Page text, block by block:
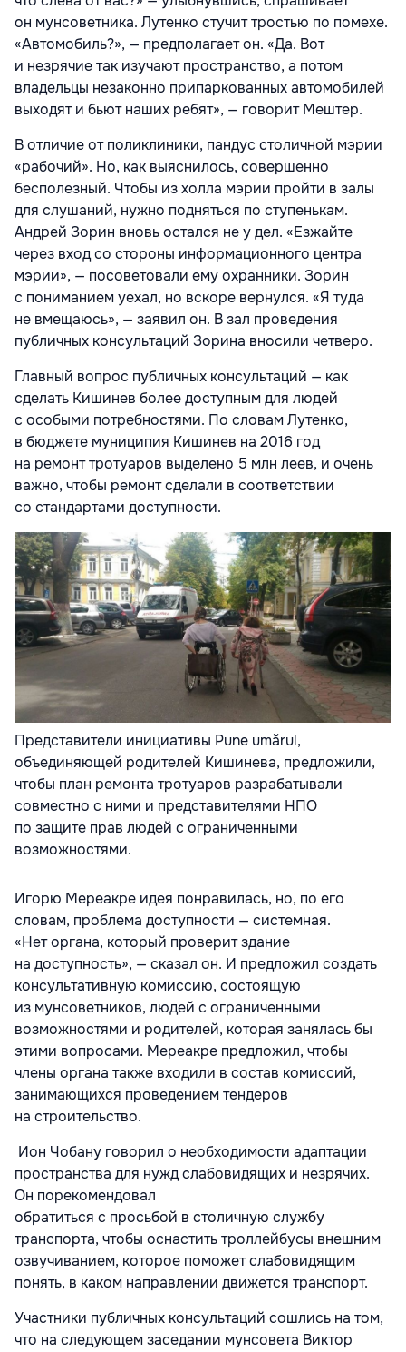
он мунсоветника. Лутенко стучит тростью по помехе.
«Автомобиль?», — предполагает он. «Да. Вот
и незрячие так изучают пространство, а потом
владельцы незаконно припаркованных автомобилей
выходят и бьют наших ребят», — говорит Мештер.
В отличие от поликлиники, пандус столичной мэрии
«рабочий». Но, как выяснилось, совершенно
бесполезный. Чтобы из холла мэрии пройти в залы
для слушаний, нужно подняться по ступенькам.
Андрей Зорин вновь остался не у дел. «Езжайте
через вход со стороны информационного центра
мэрии», — посоветовали ему охранники. Зорин
с пониманием уехал, но вскоре вернулся. «Я туда
не вмещаюсь», — заявил он. В зал проведения
публичных консультаций Зорина вносили четверо.
Главный вопрос публичных консультаций — как
сделать Кишинев более доступным для людей
с особыми потребностями. По словам Лутенко,
в бюджете муниципия Кишинев на 2016 год
на ремонт тротуаров выделено 5 млн леев, и очень
важно, чтобы ремонт сделали в соответствии
со стандартами доступности.
Представители инициативы Pune umărul,
объединяющей родителей Кишинева, предложили,
чтобы план ремонта тротуаров разрабатывали
совместно с ними и представителями НПО
по защите прав людей с ограниченными
возможностями.
Игорю Мереакре идея понравилась, но, по его
словам, проблема доступности — системная.
«Нет органа, который проверит здание
на доступность», — сказал он. И предложил создать
консультативную комиссию, состоящую
из мунсоветников, людей с ограниченными
возможностями и родителей, которая занялась бы
этими вопросами. Мереакре предложил, чтобы
члены органа также входили в состав комиссий,
занимающихся проведением тендеров
на строительство.
Ион Чобану говорил о необходимости адаптации
пространства для нужд слабовидящих и незрячих.
Он порекомендовал
обратиться с просьбой в столичную службу
транспорта, чтобы оснастить троллейбусы внешним
озвучиванием, которое поможет слабовидящим
понять, в каком направлении движется транспорт.
Участники публичных консультаций сошлись на том,
что на следующем заседании мунсовета Виктор